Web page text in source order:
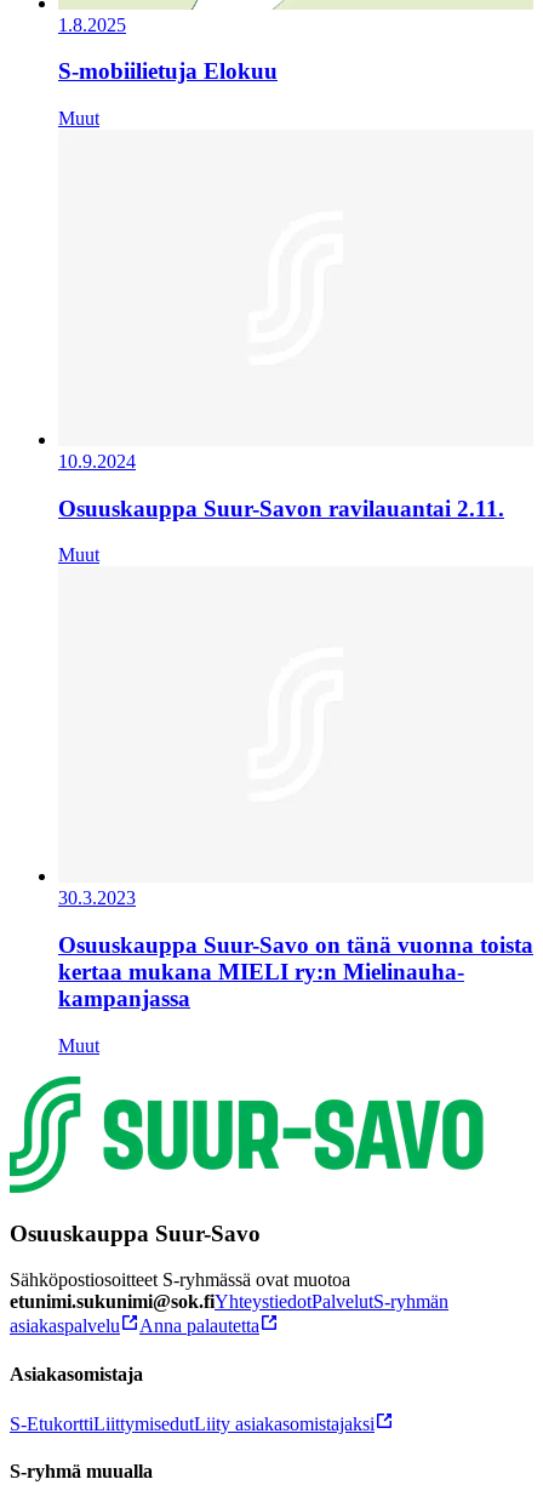
1.8.2025
S-mobiilietuja Elokuu
Muut
10.9.2024
Osuuskauppa Suur-Savon ravilauantai 2.11.
Muut
30.3.2023
Osuuskauppa Suur-Savo on tänä vuonna toista
kertaa mukana MIELI ry:n Mielinauha-
kampanjassa
Muut
Osuuskauppa Suur-Savo
Sähköpostiosoitteet S-ryhmässä ovat muotoa
etunimi.sukunimi@sok.fiYhteystiedotPalvelutS-ryhmän
asiakaspalvelu
Anna palautetta
Asiakasomistaja
S-EtukorttiLiittymisedutLiity asiakasomistajaksi
S-ryhmä muualla